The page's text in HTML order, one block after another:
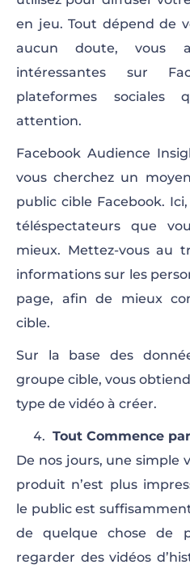
en jeu. Tout dépend de
aucun doute, vous
intéressantes sur
plateformes
attention.
Facebook Audience
vous cherchez un
public cible Facebook.
téléspectateurs que
mieux. Mettez-vous au
informations sur les
page, afin de mieux
cible.
Sur la base des
groupe cible, vous
type de vidéo à créer.
Tout Commence
De nos jours, une simple
produit n’est plus
le public est
de quelque chose de
regarder des vidéos